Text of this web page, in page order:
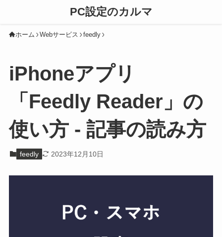
PC設定のカルマ
ホーム Webサービス feedly
iPhoneアプリ
「Feedly Reader」の
使い方 - 記事の読み方
feedly 2023年12月10日